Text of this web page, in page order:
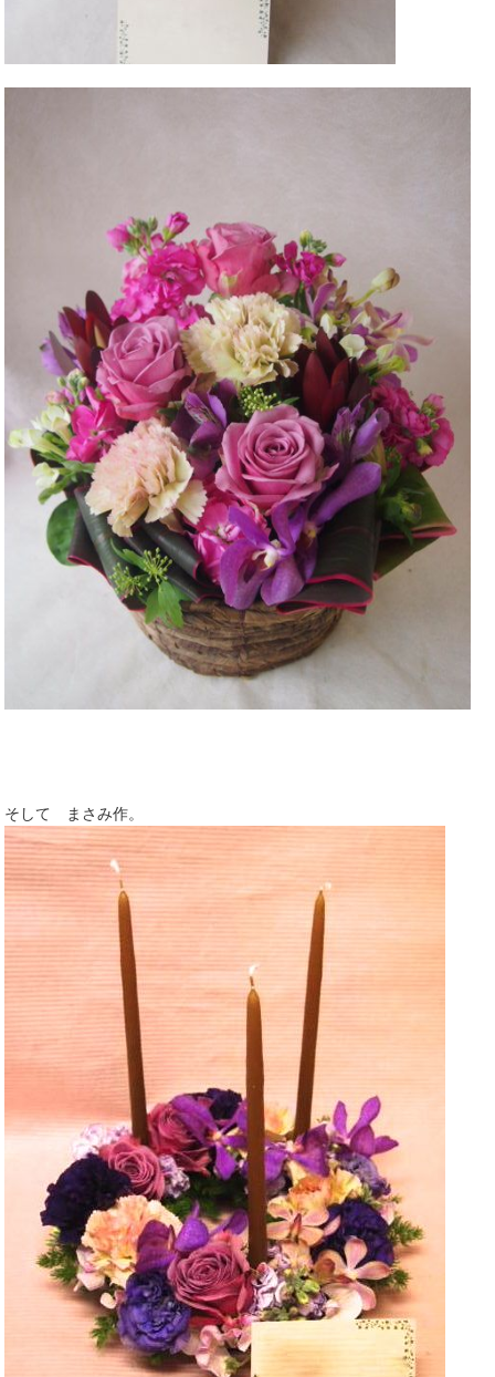
そして まさみ作。